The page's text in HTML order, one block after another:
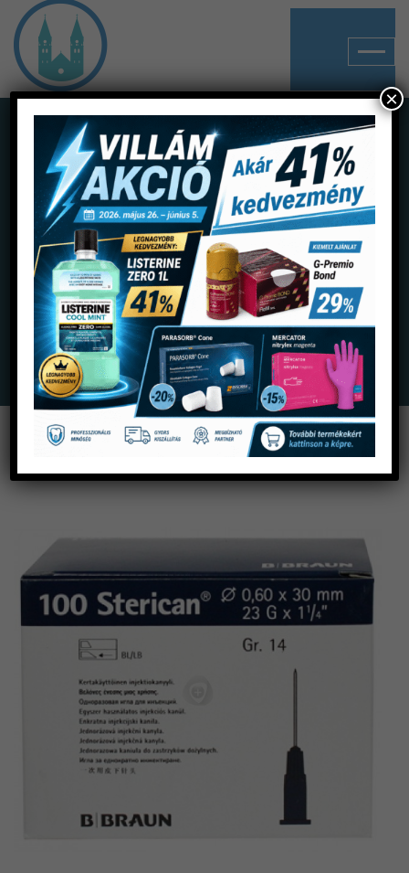
Shop
Home
Termékek
Egyszerhasználatos anyagok
Tűk, fecskendők
Luer tű 23G 1 1/4 B.Braun
×